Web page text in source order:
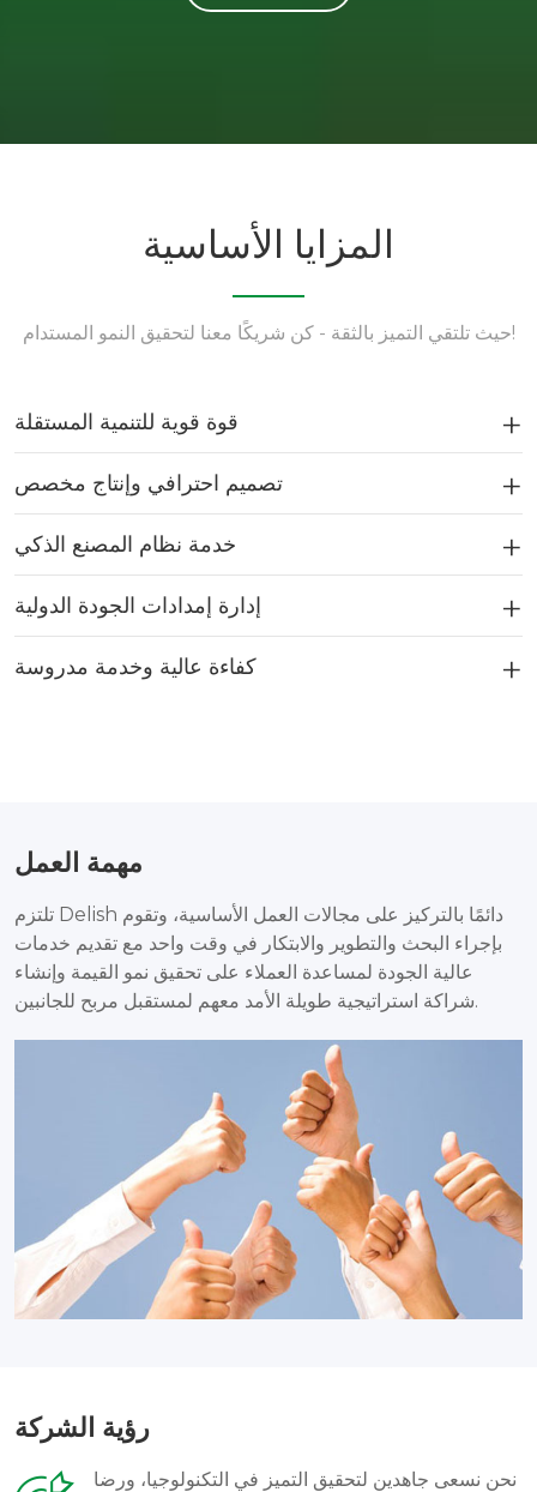
المزايا الأساسية
حيث تلتقي التميز بالثقة - كن شريكًا معنا لتحقيق النمو المستدام!
قوة قوية للتنمية المستقلة
تصميم احترافي وإنتاج مخصص
خدمة نظام المصنع الذكي
إدارة إمدادات الجودة الدولية
كفاءة عالية وخدمة مدروسة
مهمة العمل
تلتزم Delish دائمًا بالتركيز على مجالات العمل الأساسية، وتقوم
بإجراء البحث والتطوير والابتكار في وقت واحد مع تقديم خدمات
عالية الجودة لمساعدة العملاء على تحقيق نمو القيمة وإنشاء
شراكة استراتيجية طويلة الأمد معهم لمستقبل مربح للجانبين.
رؤية الشركة
نحن نسعى جاهدين لتحقيق التميز في التكنولوجيا، ورضا